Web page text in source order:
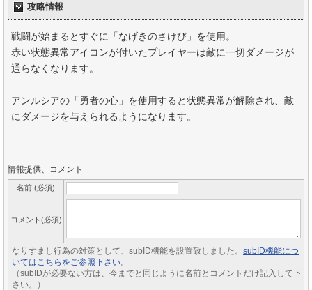
攻略情報
戦闘が始まるとすぐに「なげきのさけび」を使用。
赤い状態異常アイコンが付いたプレイヤーは敵に一切ダメージが
通らなくなります。
アンルシアの「勇者の心」を使用すると状態異常が解除され、敵
にダメージを与えられるようになります。
情報提供、コメント
名前 (必須)
コメント(必須)
なりすまし行為の対策として、subID機能を設置致しました。 subID機能につ
いてはこちらをご参照下さい。
（subIDが必要ない方は、今までと同じように名前とコメントだけ記入して下
さい。）